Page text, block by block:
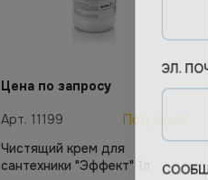
Цена по запросу
Арт. 11199
Под заказ
Чистящий крем для
сантехники "Эффект" 1л
ЭЛ.